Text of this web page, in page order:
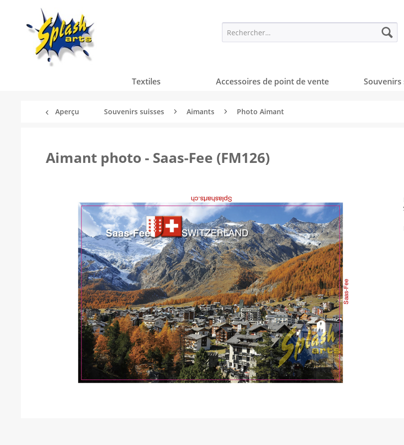
Textiles Accessoires de point de vente Souvenirs
Aperçu Souvenirs suisses Aimants Photo Aimant
Aimant photo - Saas-Fee (FM126)